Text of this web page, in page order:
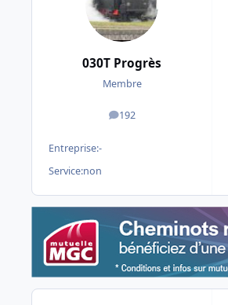
030T Progrès
Membre
192
messages
Entreprise:-
Service:non